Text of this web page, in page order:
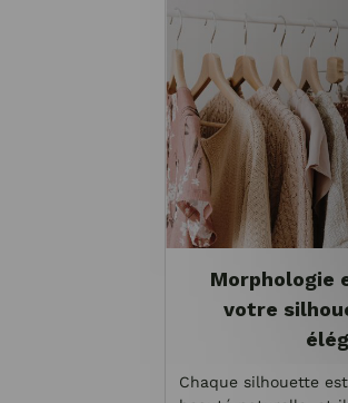
Morphologie
votre
Chaque silhouette